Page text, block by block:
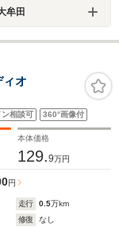
牟田
オ
ン相談可 360°画像付
本体価格
129.9万円
円
走行 0.5万km
修復
なし